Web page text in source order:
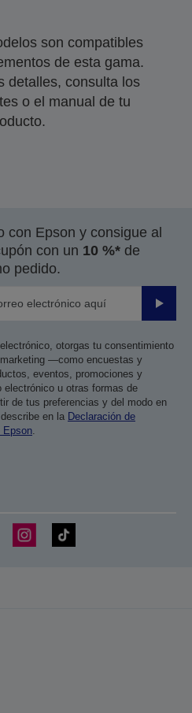
son compatibles
de esta gama.
detalles, consulta los
o el manual de tu
con Epson y consigue al
con un 10 %* de
pedido.
Enviar
otorgas tu consentimiento
—como encuestas y
eventos, promociones y
u otras formas de
de tus preferencias y del modo en
en la Declaración de
Epson.